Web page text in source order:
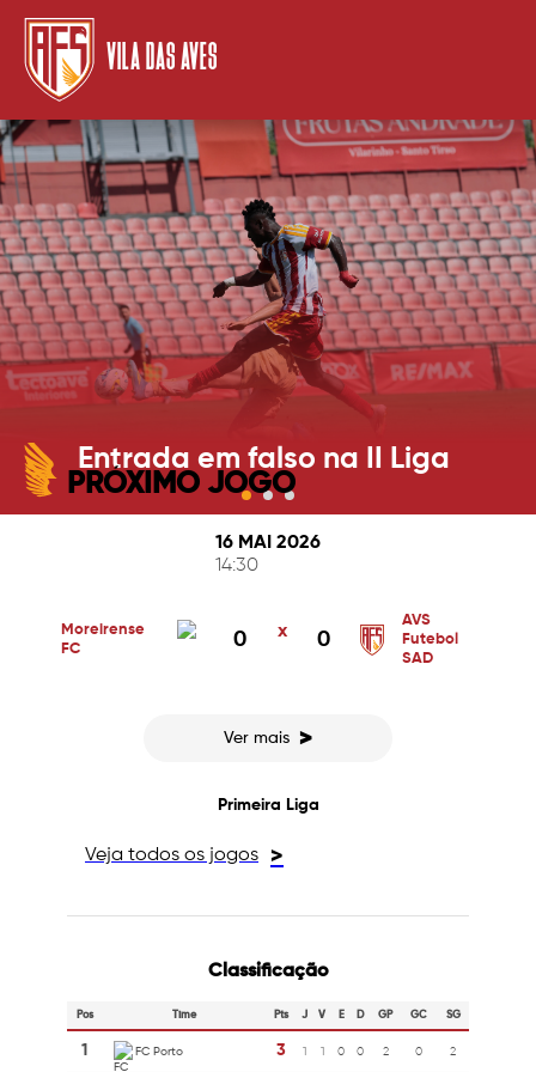
VILA DAS AVES
Entrada em falso na II Liga
PRÓXIMO JOGO
16 MAI 2026
14:30
Moreirense
FC
0 x 0
AVS
Futebol
SAD
Ver mais >
Primeira Liga
Veja todos os jogos >
Classificação
Pos Time Pts J V E D GP GC SG
1 FC Porto 3 1 1 0 0 2 0 2